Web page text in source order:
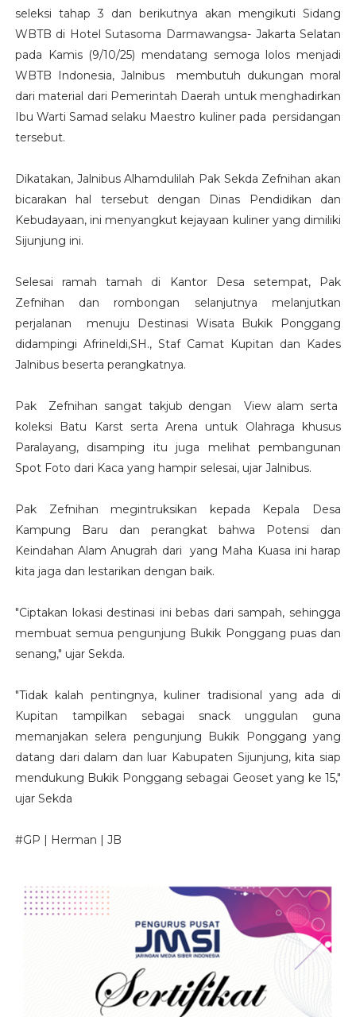
seleksi tahap 3 dan berikutnya akan mengikuti Sidang
WBTB di Hotel Sutasoma Darmawangsa- Jakarta Selatan
pada Kamis (9/10/25) mendatang semoga lolos menjadi
WBTB Indonesia, Jalnibus membutuh dukungan moral
dari material dari Pemerintah Daerah untuk menghadirkan
Ibu Warti Samad selaku Maestro kuliner pada persidangan
tersebut.
Dikatakan, Jalnibus Alhamdulilah Pak Sekda Zefnihan akan
bicarakan hal tersebut dengan Dinas Pendidikan dan
Kebudayaan, ini menyangkut kejayaan kuliner yang dimiliki
Sijunjung ini.
Selesai ramah tamah di Kantor Desa setempat, Pak
Zefnihan dan rombongan selanjutnya melanjutkan
perjalanan menuju Destinasi Wisata Bukik Ponggang
didampingi Afrineldi,SH., Staf Camat Kupitan dan Kades
Jalnibus beserta perangkatnya.
Pak Zefnihan sangat takjub dengan View alam serta
koleksi Batu Karst serta Arena untuk Olahraga khusus
Paralayang, disamping itu juga melihat pembangunan
Spot Foto dari Kaca yang hampir selesai, ujar Jalnibus.
Pak Zefnihan megintruksikan kepada Kepala Desa
Kampung Baru dan perangkat bahwa Potensi dan
Keindahan Alam Anugrah dari yang Maha Kuasa ini harap
kita jaga dan lestarikan dengan baik.
"Ciptakan lokasi destinasi ini bebas dari sampah, sehingga
membuat semua pengunjung Bukik Ponggang puas dan
senang," ujar Sekda.
"Tidak kalah pentingnya, kuliner tradisional yang ada di
Kupitan tampilkan sebagai snack unggulan guna
memanjakan selera pengunjung Bukik Ponggang yang
datang dari dalam dan luar Kabupaten Sijunjung, kita siap
mendukung Bukik Ponggang sebagai Geoset yang ke 15,"
ujar Sekda
#GP | Herman | JB